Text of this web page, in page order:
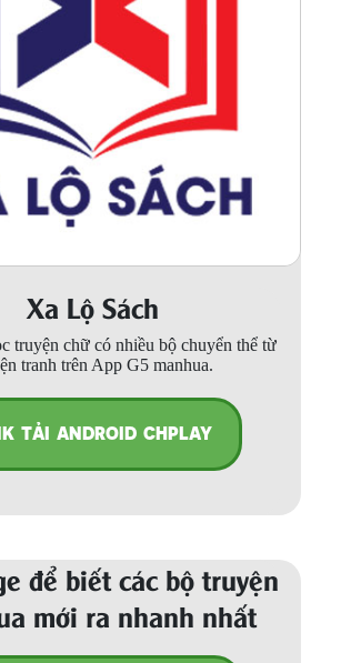
Xa Lộ Sách
truyện chữ có nhiều bộ chuyển thể từ
tranh trên App G5 manhua.
TẢI ANDROID CHPLAY
để biết các bộ truyện
mới ra nhanh nhất